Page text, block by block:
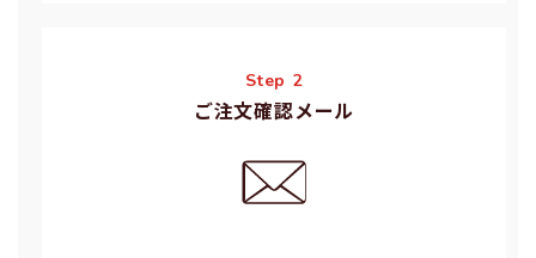
Step 2
ご注文確認メール